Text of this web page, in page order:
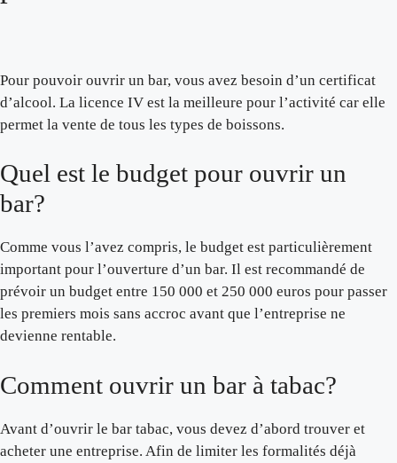
Pour pouvoir ouvrir un bar, vous avez besoin d’un certificat
d’alcool. La licence IV est la meilleure pour l’activité car elle
permet la vente de tous les types de boissons.
Quel est le budget pour ouvrir un
bar?
Comme vous l’avez compris, le budget est particulièrement
important pour l’ouverture d’un bar. Il est recommandé de
prévoir un budget entre 150 000 et 250 000 euros pour passer
les premiers mois sans accroc avant que l’entreprise ne
devienne rentable.
Comment ouvrir un bar à tabac?
Avant d’ouvrir le bar tabac, vous devez d’abord trouver et
acheter une entreprise. Afin de limiter les formalités déjà